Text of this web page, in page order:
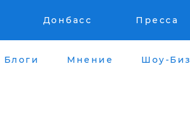
Донбасс Пресса
Блоги Мнение Шоу-Биз